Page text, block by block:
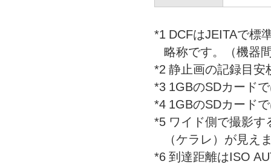
*1 DCFはJEITAで標
略称です。（機器
*2 静止画の記録目安
*3 1GBのSDカード
*4 1GBのSDカード
*5 ワイド側で撮影す
（ケラレ）が見え
*6 到達距離はISO